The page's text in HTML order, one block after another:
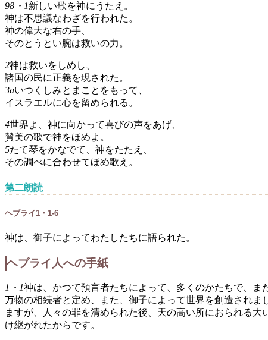
98・1新しい歌を神にうたえ。
神は不思議なわざを行われた。
神の偉大な右の手、
そのとうとい腕は救いの力。
2神は救いをしめし、
諸国の民に正義を現された。
3aいつくしみとまことをもって、
イスラエルに心を留められる。
4世界よ、神に向かって喜びの声をあげ、
賛美の歌で神をほめよ。
5たて琴をかなでて、神をたたえ、
その調べに合わせてほめ歌え。
第二朗読
ヘブライ1・1-6
神は、御子によってわたしたちに語られた。
ヘブライ人への手紙
1・1神は、かつて預言者たちによって、多くのかたちで、ま
万物の相続者と定め、また、御子によって世界を創造されま
ますが、人々の罪を清められた後、天の高い所におられる大
け継がれたからです。